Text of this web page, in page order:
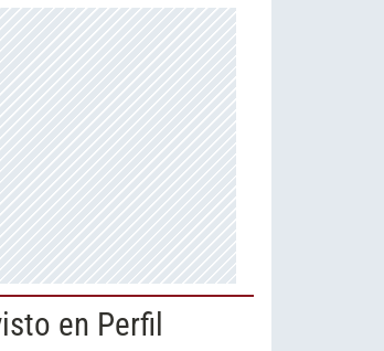
en Perfil